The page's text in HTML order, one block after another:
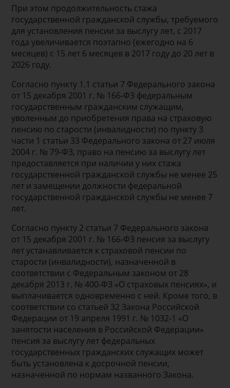
При этом продолжительность стажа
государственной гражданской службы, требуемого
для установления пенсии за выслугу лет, с 2017
года увеличивается поэтапно (ежегодно на 6
месяцев) с 15 лет 6 месяцев в 2017 году до 20 лет в
2026 году.
Согласно пункту 1.1 статьи 7 Федерального закона
от 15 декабря 2001 г. № 166-ФЗ федеральным
государственным гражданским служащим,
уволенным до приобретения права на страховую
пенсию по старости (инвалидности) по пункту 3
части 1 статьи 33 Федерального закона от 27 июля
2004 г. № 79-ФЗ, право на пенсию за выслугу лет
предоставляется при наличии у них стажа
государственной гражданской службы не менее 25
лет и замещении должности федеральной
государственной гражданской службы не менее 7
лет.
Согласно пункту 2 статьи 7 Федерального закона
от 15 декабря 2001 г. № 166-ФЗ пенсия за выслугу
лет устанавливается к страховой пенсии по
старости (инвалидности), назначенной в
соответствии с Федеральным законом от 28
декабря 2013 г. № 400-ФЗ «О страховых пенсиях», и
выплачивается одновременно с ней. Кроме того, в
соответствии со статьей 32 Закона Российской
Федерации от 19 апреля 1991 г. № 1032-1 «О
занятости населения в Российской Федерации»
пенсия за выслугу лет федеральных
государственных гражданских служащих может
быть установлена к досрочной пенсии,
назначенной по нормам названного Закона.